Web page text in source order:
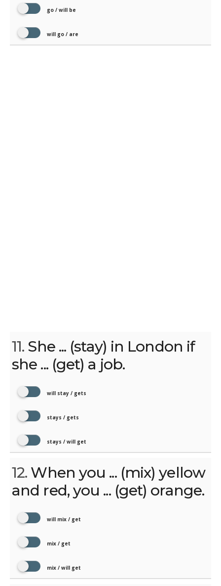
go / will be
will go / are
11. She ... (stay) in London if
she ... (get) a job.
will stay / gets
stays / gets
stays / will get
12. When you ... (mix) yellow
and red, you ... (get) orange.
will mix / get
mix / get
mix / will get